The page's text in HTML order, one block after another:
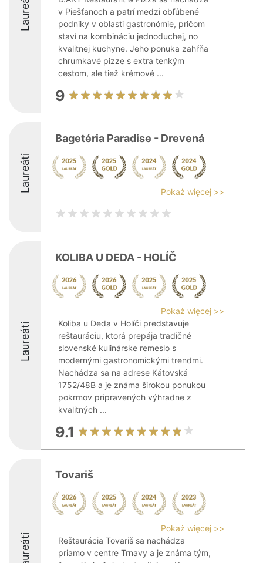
Laureáti
v Piešťanoch a patrí medzi obľúbené
podniky v oblasti gastronómie, pričom
staví na kombináciu jednoduchej, no
kvalitnej kuchyne. Jeho ponuka zahŕňa
chrumkavé pizze s extra tenkým
cestom, ale tiež krémové ...
9
Laureáti
Bagetéria Paradise - Drevená
Pokaż więcej >>
Laureáti
KOLIBA U DEDA - HOLÍČ
Pokaż więcej >>
Koliba u Deda v Holíči predstavuje
reštauráciu, ktorá prepája tradičné
slovenské kulinárske remeslo s
modernými gastronomickými trendmi.
Nachádza sa na adrese Kátovská
1752/48B a je známa širokou ponukou
pokrmov pripravených výhradne z
kvalitných ...
9.1
Laureáti
Tovariš
Pokaż więcej >>
Reštaurácia Tovariš sa nachádza
priamo v centre Trnavy a je známa tým,